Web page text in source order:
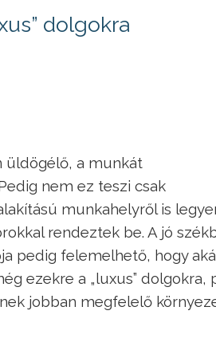
dolgokra
üldögélő, a munkát
nem ez teszi csak
munkahelyről is
rendeztek be. A jó
pedig felemelhető, hogy
ezekre a „luxus” dolgokra,
jobban megfelelő